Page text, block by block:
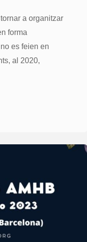
a organitzar
forma
es feien en
al 2020,